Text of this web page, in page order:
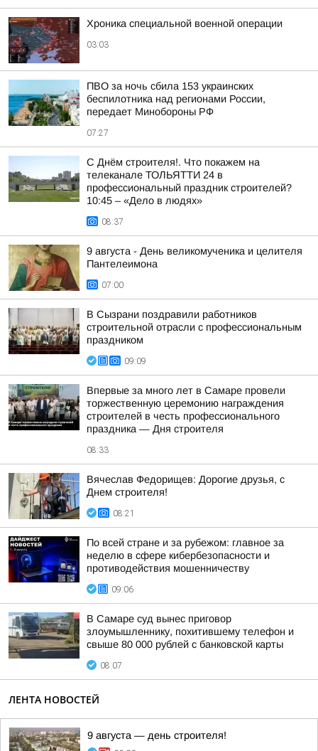
Хроника специальной военной операции
03:03
ПВО за ночь сбила 153 украинских
беспилотника над регионами России,
передает Минобороны РФ
07:27
С Днём строителя!. Что покажем на
телеканале ТОЛЬЯТТИ 24 в
профессиональный праздник строителей?
10:45 – «Дело в людях»
08:37
9 августа - День великомученика и целителя
Пантелеимона
07:00
В Сызрани поздравили работников
строительной отрасли с профессиональным
праздником
09:09
Впервые за много лет в Самаре провели
торжественную церемонию награждения
строителей в честь профессионального
праздника — Дня строителя
08:33
Вячеслав Федорищев: Дорогие друзья, с
Днем строителя!
08:21
По всей стране и за рубежом: главное за
неделю в сфере кибербезопасности и
противодействия мошенничеству
09:06
В Самаре суд вынес приговор
злоумышленнику, похитившему телефон и
свыше 80 000 рублей с банковской карты
08:07
ЛЕНТА НОВОСТЕЙ
9 августа — день строителя!